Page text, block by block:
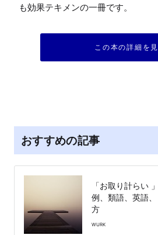
も効果テキメンの一冊です。
この本の詳細を
おすすめの記事
「お取り計らい
例、類語、英語
方
WURK